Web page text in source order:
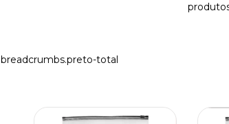
breadcrumbs.preto-total